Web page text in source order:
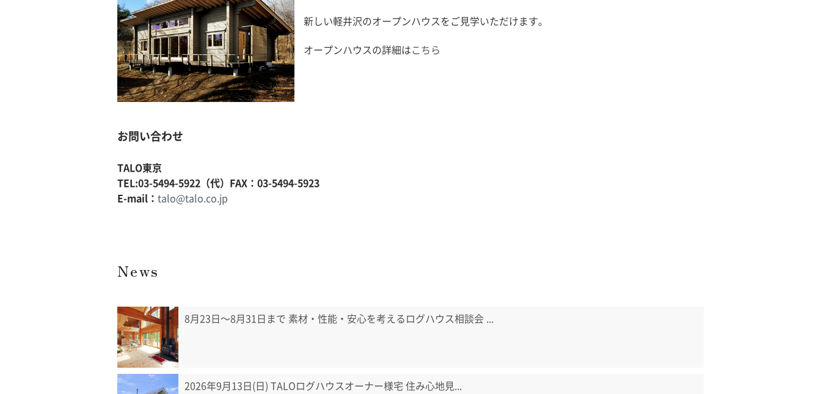
新しい軽井沢のオープンハウスをご見学いただけます。
オープンハウスの詳細はこちら
お問い合わせ
TALO東京
TEL:03-5494-5922（代）FAX：03-5494-5923
E-mail： talo@talo.co.jp
News
8月23日〜8月31日まで 素材・性能・安心を考えるログハウス相談会 ...
2026年9月13日(日) TALOログハウスオーナー様宅 住み心地見...